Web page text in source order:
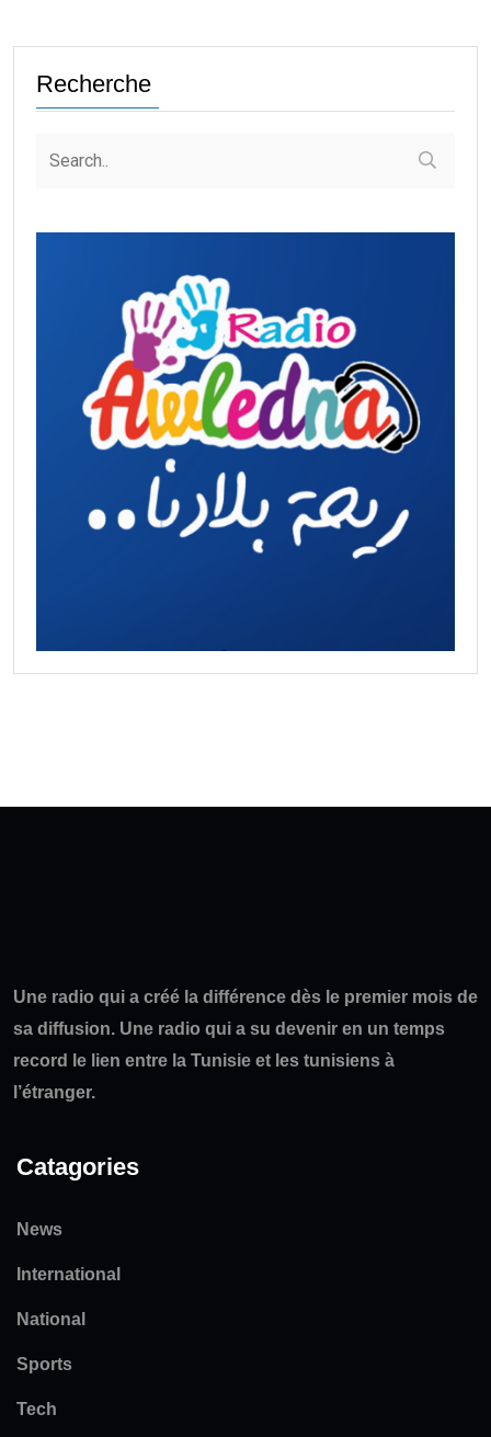
Recherche
Une radio qui a créé la différence dès le premier mois de
sa diffusion. Une radio qui a su devenir en un temps
record le lien entre la Tunisie et les tunisiens à
l’étranger.
Catagories
News
International
National
Sports
Tech